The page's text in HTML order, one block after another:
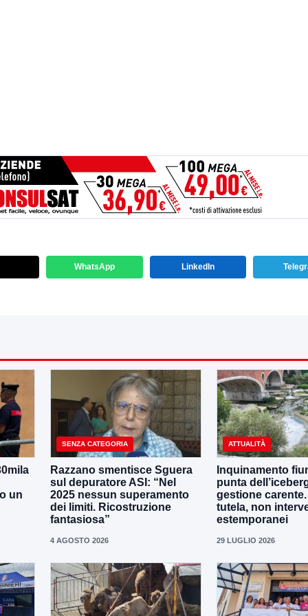
WhatsApp LinkedIn
un
SENZA CATEGORIA
Razzano smentisce Sguera
sul depuratore ASI: “Nel
2025 nessun superamento
dei limiti. Ricostruzione
fantasiosa”
4 AGOSTO 2026
ATTUALITÀ
Inquinamento
punta
gestione
tutela, non
estemporanei
29 LUGLIO 2026